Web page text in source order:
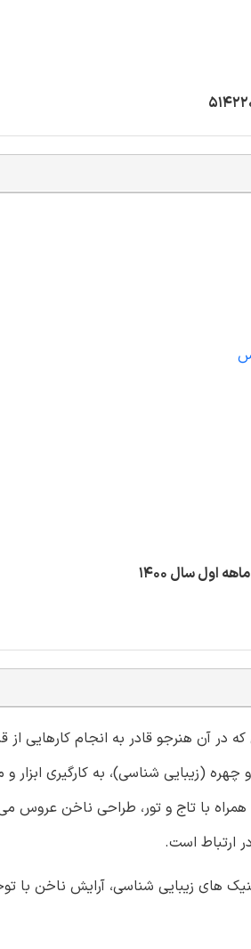
اول سال 1400
آن هنرجو قادر به انجام کارهایی از
(زیبایی شناسی)، به کارگیری ابزار و
با تاج و تور، طراحی ناخن عروس
ارتباط است.
های زیبایی شناسی، آرایش ناخن با